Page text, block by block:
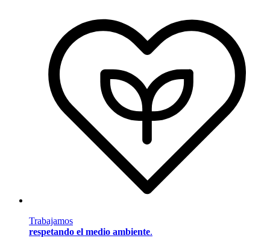
Trabajamos
respetando el medio ambiente.